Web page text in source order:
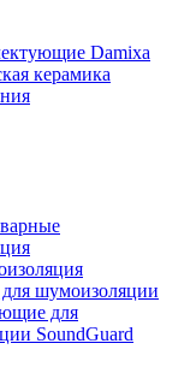
Damixa
керамика
шумоизоляции
для
SoundGuard